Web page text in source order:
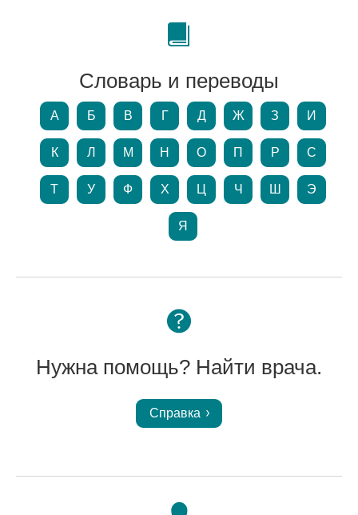
Словарь и переводы
А Б В Г Д Ж З И
К Л М Н О П Р С
Т У Ф Х Ц Ч Ш Э
Я
Нужна помощь? Найти врача.
Справка